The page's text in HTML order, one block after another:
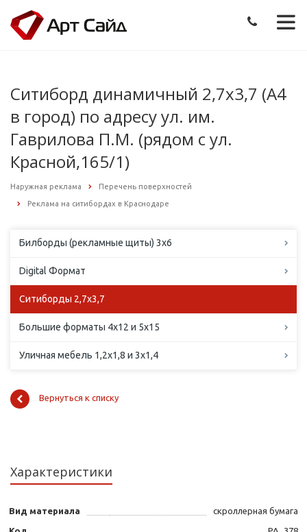
Ситиборд динамичный 2,7х3,7 (А4
в город) по адресу ул. им.
Гаврилова П.М. (рядом с ул.
Красной,165/1)
Наружная реклама Перечень поверхностей
Реклама на ситибордах в Краснодаре
Билборды (рекламные щиты) 3х6
Digital Формат
Ситиборды 2,7х3,7
Большие форматы 4х12 и 5х15
Уличная мебель 1,2х1,8 и 3х1,4
Вернуться к списку
Характеристики
Вид материала скроллерная бумага